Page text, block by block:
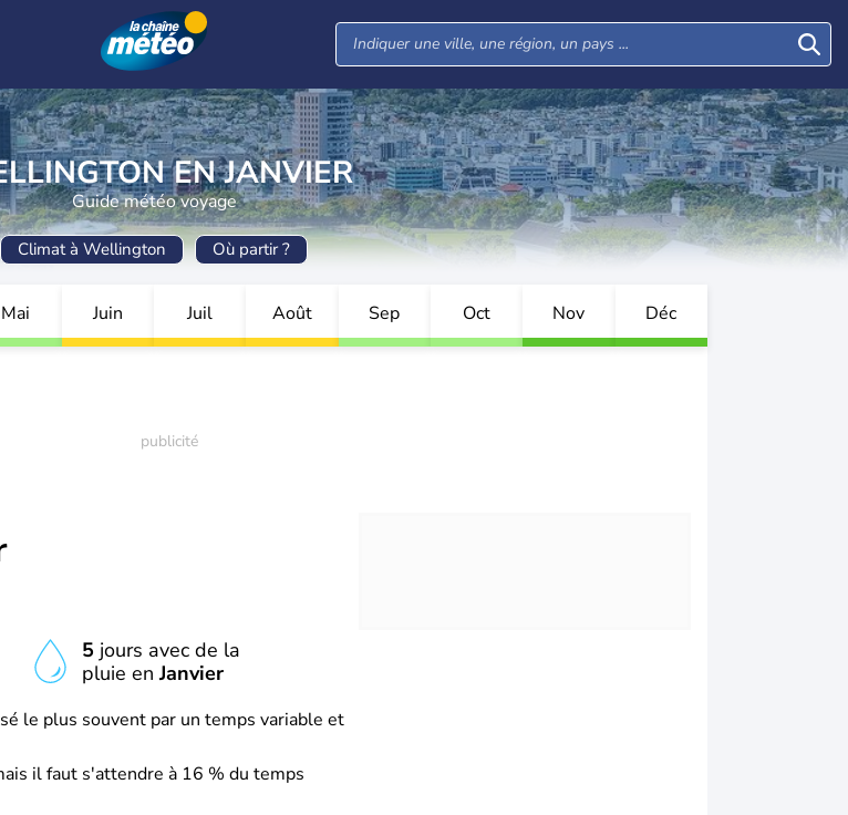
EN JANVIER
Guide météo voyage
Climat à Wellington Où partir ?
Mai Juin Juil Août Sep Oct Nov Déc
5 jours avec de la
pluie enJanvier
le plus souvent par un temps variable et
il faut s'attendre à 16 % du temps